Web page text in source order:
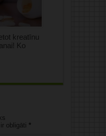
kreatīnu
Ko
obligāti *